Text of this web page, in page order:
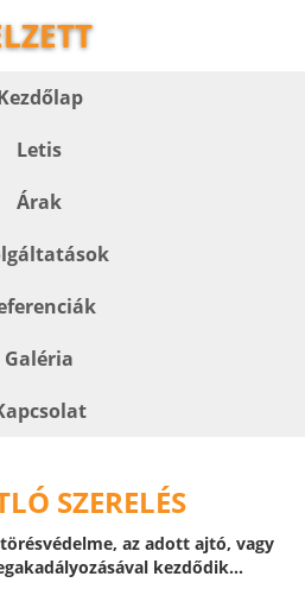
Letis
Árak
Galéria
SZERELÉS
az adott ajtó, vagy
kezdődik...